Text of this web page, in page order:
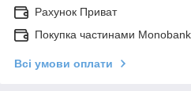
Рахунок Приват
Покупка частинами Monobank
Всі умови оплати